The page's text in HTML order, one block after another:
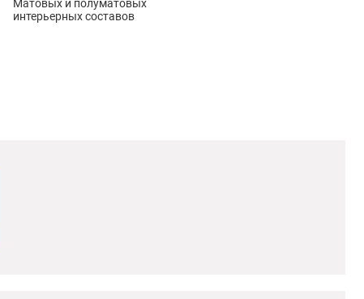
Матовых и полуматовых
интерьерных составов